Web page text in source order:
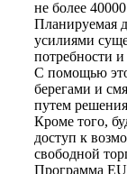
не более
Планируемая
усилиями
потребности
С помощью
берегами и
путем
Кроме того,
доступ к
свободной
Программа